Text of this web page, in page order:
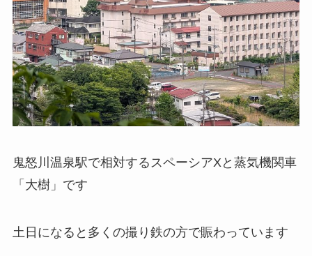
鬼怒川温泉駅で相対するスペーシアXと蒸気機関車
「大樹」です
土日になると多くの撮り鉄の方で賑わっています